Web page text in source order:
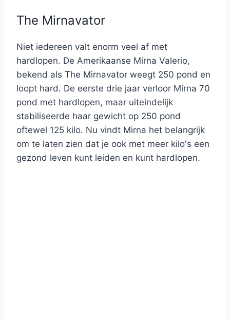
The Mirnavator
Niet iedereen valt enorm veel af met
hardlopen. De Amerikaanse Mirna Valerio,
bekend als The Mirnavator weegt 250 pond en
loopt hard. De eerste drie jaar verloor Mirna 70
pond met hardlopen, maar uiteindelijk
stabiliseerde haar gewicht op 250 pond
oftewel 125 kilo. Nu vindt Mirna het belangrijk
om te laten zien dat je ook met meer kilo's een
gezond leven kunt leiden en kunt hardlopen.